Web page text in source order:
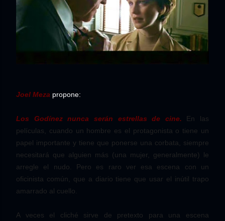
Joel Meza propone:
Los Godínez nunca serán estrellas de cine. En las
películas, cuando un hombre es el protagonista o tiene un
papel importante y tiene que ponerse una corbata, siempre
necesitará que alguien más (una mujer, generalmente) le
arregle el nudo. Pero es raro ver esa escena con un
oficinista común, que a diario tiene que usar el inútil trapo
amarrado al cuello.
A veces el cliché sirve de pretexto para una escena